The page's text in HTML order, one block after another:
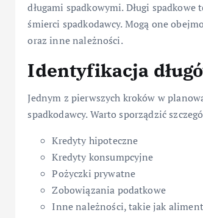
długami spadkowymi. Długi
śmierci spadkodawcy. Mogą one
oraz inne należności.
Identyfikacja
Jednym z pierwszych kroków w
spadkodawcy. Warto sporządzić
Kredyty hipoteczne
Kredyty konsumpcyjne
Pożyczki prywatne
Zobowiązania podatkowe
Inne należności, takie jak